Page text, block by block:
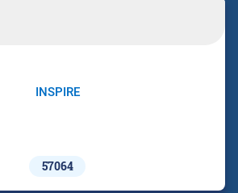
INSPIRE
57064